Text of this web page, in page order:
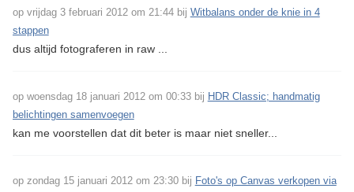
op vrijdag 3 februari 2012 om 21:44 bij Witbalans onder de knie in 4
stappen
dus altijd fotograferen in raw ...
op woensdag 18 januari 2012 om 00:33 bij HDR Classic; handmatig
belichtingen samenvoegen
kan me voorstellen dat dit beter is maar niet sneller...
op zondag 15 januari 2012 om 23:30 bij Foto's op Canvas verkopen via